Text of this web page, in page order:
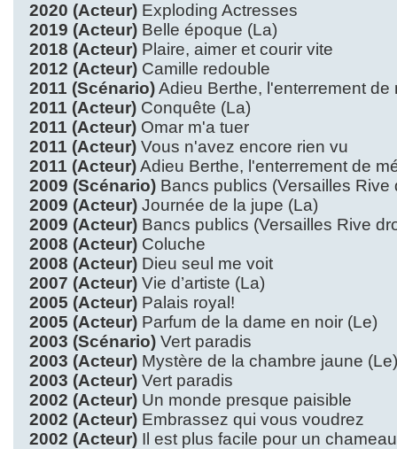
2020 (Acteur) Exploding Actresses
2019 (Acteur) Belle époque (La)
2018 (Acteur) Plaire, aimer et courir vite
2012 (Acteur) Camille redouble
2011 (Scénario)Adieu Berthe, l'enterrement de
2011 (Acteur) Conquête (La)
2011 (Acteur) Omar m'a tuer
2011 (Acteur) Vous n'avez encore rien vu
2011 (Acteur)Adieu Berthe, l'enterrement de
2009 (Scénario) Bancs publics (Versailles Rive
2009 (Acteur) Journée de la jupe (La)
2009 (Acteur) Bancs publics (Versailles Rive
2008 (Acteur) Coluche
2008 (Acteur) Dieu seul me voit
2007 (Acteur) Vie d’artiste (La)
2005 (Acteur) Palais royal!
2005 (Acteur) Parfum de la dame en noir (Le)
2003 (Scénario) Vert paradis
2003 (Acteur) Mystère de la chambre jaune (Le)
2003 (Acteur) Vert paradis
2002 (Acteur) Un monde presque paisible
2002 (Acteur) Embrassez qui vous voudrez
2002 (Acteur) Il est plus facile pour un